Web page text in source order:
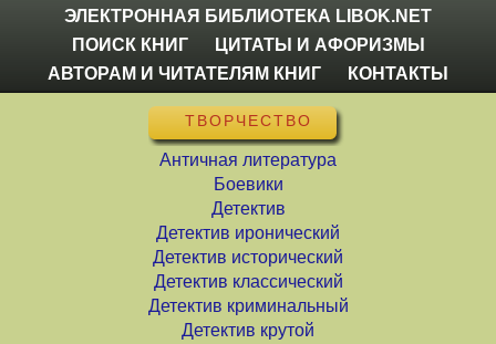
ЭЛЕКТРОННАЯ БИБЛИОТЕКА LIBOK.NET
ПОИСК КНИГ
ЦИТАТЫ И АФОРИЗМЫ
АВТОРАМ И ЧИТАТЕЛЯМ КНИГ
КОНТАКТЫ
ТВОРЧЕСТВО
Античная литература
Боевики
Детектив
Детектив иронический
Детектив исторический
Детектив классический
Детектив криминальный
Детектив крутой